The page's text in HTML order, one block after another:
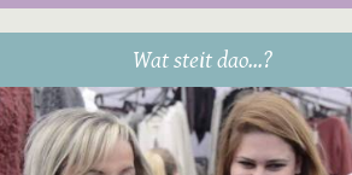
Wat steit dao...?